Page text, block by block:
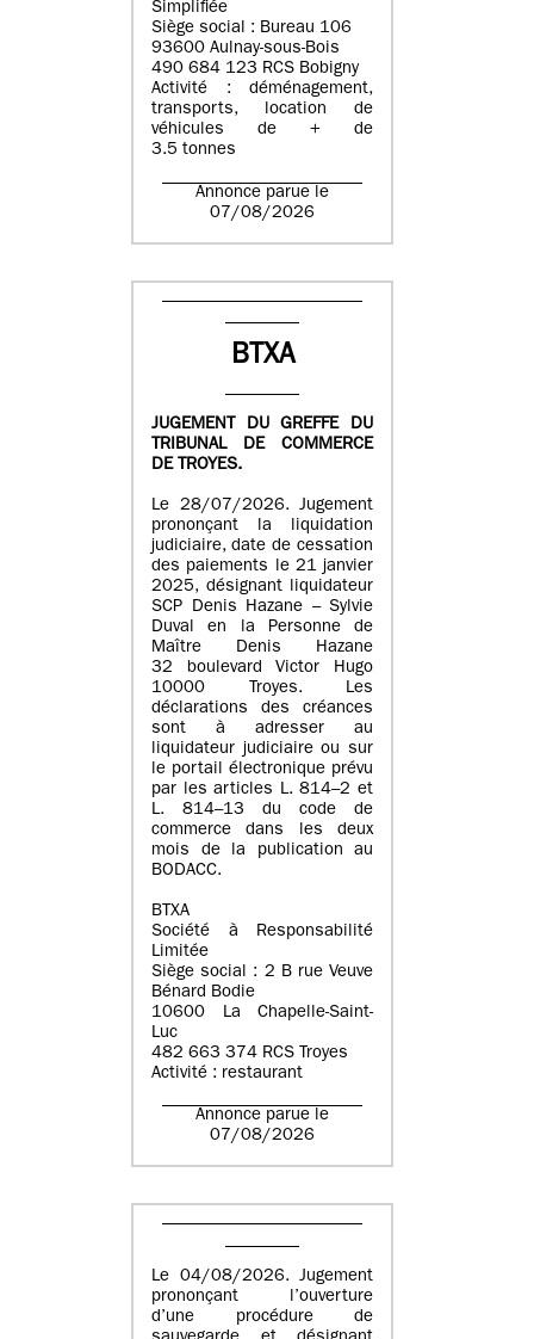
Simplifiée
Siège social : Bureau 106
93600 Aulnay-sous-Bois
490 684 123 RCS Bobigny
Activité : déménagement,
transports, location de
véhicules de + de
3.5 tonnes
Annonce parue le
07/08/2026
BTXA
JUGEMENT DU GREFFE DU
TRIBUNAL DE COMMERCE
DE TROYES.
Le 28/07/2026. Jugement
prononçant la liquidation
judiciaire, date de cessation
des paiements le 21 janvier
2025, désignant liquidateur
SCP Denis Hazane – Sylvie
Duval en la Personne de
Maître Denis Hazane
32 boulevard Victor Hugo
10000 Troyes. Les
déclarations des créances
sont à adresser au
liquidateur judiciaire ou sur
le portail électronique prévu
par les articles L. 814–2 et
L. 814–13 du code de
commerce dans les deux
mois de la publication au
BODACC.
BTXA
Société à Responsabilité
Limitée
Siège social : 2 B rue Veuve
Bénard Bodie
10600 La Chapelle-Saint-
Luc
482 663 374 RCS Troyes
Activité : restaurant
Annonce parue le
07/08/2026
Le 04/08/2026. Jugement
prononçant l’ouverture
d’une procédure de